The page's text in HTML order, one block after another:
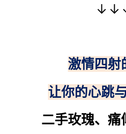
激情四射
让你的心跳
二手玫瑰、痛